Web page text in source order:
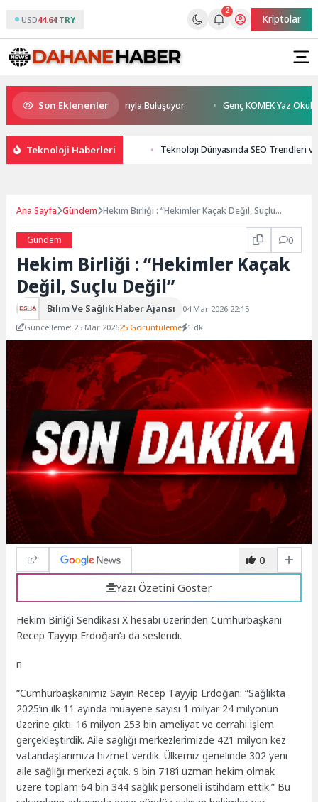
USD44.64 TRY
2
Kriptolar
Son Eklenenler
TESAK’ta Okurlarıyla Buluşuyor Genç KOMEK Yaz Okulu
Teknoloji Haberleri Teknoloji Dünyasında SEO Trendleri
Ana Sayfa Gündem Hekim Birliği : “Hekimler Kaçak Değil, Suçlu
Gündem
0
Hekim Birliği : “Hekimler Kaçak
Değil, Suçlu Değil”
Bilim Ve Sağlık Haber Ajansı
04 Mar 2026 22:15
Güncelleme: 25 Mar 202625 Görüntüleme 1 dk.
0
Yazı Özetini Göster
Hekim Birliği Sendikası X hesabı üzerinden Cumhurbaşkanı
Recep Tayyip Erdoğan’a da seslendi.
n
“Cumhurbaşkanımız Sayın Recep Tayyip Erdoğan: “Sağlıkta
2025’in ilk 11 ayında muayene sayısı 1 milyar 24 milyonun
üzerine çıktı. 16 milyon 253 bin ameliyat ve cerrahi işlem
gerçekleştirdik. Aile sağlığı merkezlerimizde 421 milyon kez
vatandaşlarımıza hizmet verdik. Ülkemiz genelinde 302 yeni
aile sağlığı merkezi açtık. 9 bin 718’i uzman hekim olmak
üzere toplam 64 bin 344 sağlık personeli istihdam ettik.” Bu